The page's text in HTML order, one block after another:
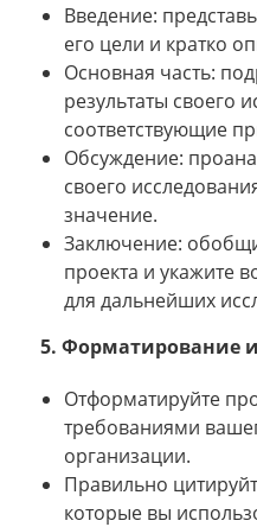
Введение:
его цели и кратко
Основная часть:
результаты своего
соответствующие
Обсуждение:
своего
значение.
Заключение:
проекта и укажите
для дальнейших
5. Форматирование
Отформатируйте
требованиями
организации.
Правильно
которые вы